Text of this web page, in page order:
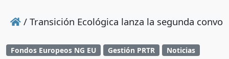
/ Transición Ecológica lanza la segunda
Fondos Europeos NG EU Gestión PRTR Noticias